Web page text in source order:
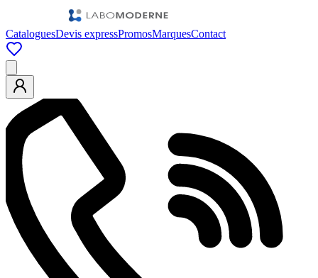
CataloguesDevis expressPromosMarquesContact